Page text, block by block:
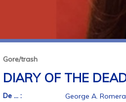
Gore/trash
DIARY OF THE
De ... :
George A.